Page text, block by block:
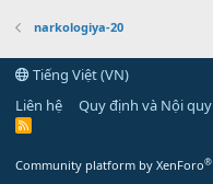
narkologiya-20
Tiếng Việt (VN)
Liên hệ
Quy định và Nội quy
R
Community platform by XenForo®